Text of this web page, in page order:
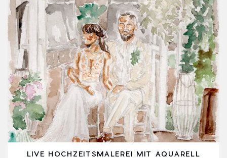
LIVE HOCHZEITSMALEREI MIT AQUARELL